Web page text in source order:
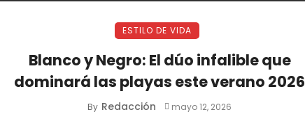
ESTILO DE VIDA
Blanco y Negro: El dúo infalible que
dominará las playas este verano 2026
By Redacción mayo 12, 2026